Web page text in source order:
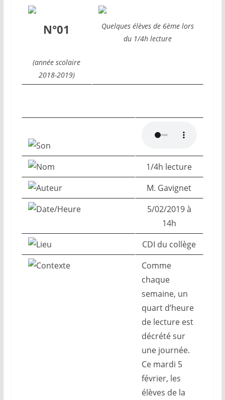
N°01
(année scolaire
2018-2019)
Quelques élèves de 6ème lors
du 1/4h lecture
1/4h lecture
M. Gavignet
5/02/2019 à
14h
CDI du collège
Comme
chaque
semaine, un
quart d’heure
de lecture est
décrété sur
une journée.
Ce mardi 5
février, les
élèves de la